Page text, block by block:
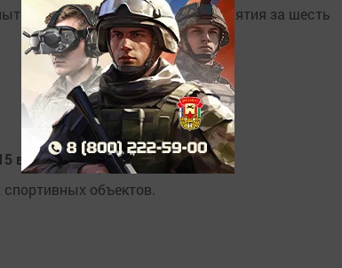
лабораторий предприятия за шесть
ведется капремонт
объектов.